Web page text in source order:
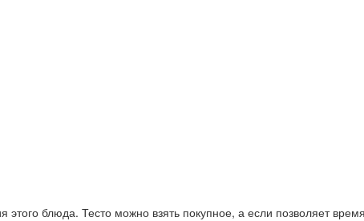
этого блюда. Тесто можно взять покупное, а если позволяет